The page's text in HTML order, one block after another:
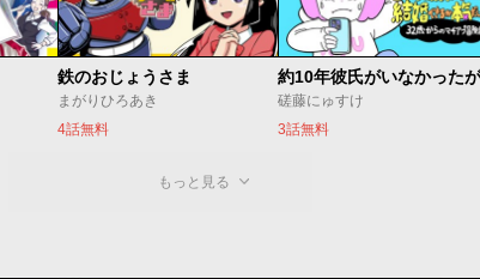
鉄のおじょうさま
まがりひろあき
4話無料
磋藤にゅすけ
3話無料
もっと見る